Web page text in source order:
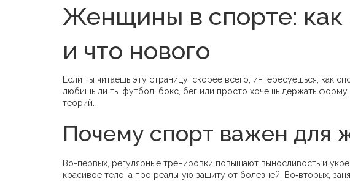
Женщины в спорте: как
и что нового
Если ты читаешь эту страницу, скорее всего, интересуешься, как
любишь ли ты футбол, бокс, бег или просто хочешь держать
теорий.
Почему спорт важен для
Во-первых, регулярные тренировки повышают выносливость и
красивое тело, а про реальную защиту от болезней. Во‑вторых,